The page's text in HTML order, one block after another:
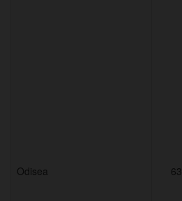
Odisea 63